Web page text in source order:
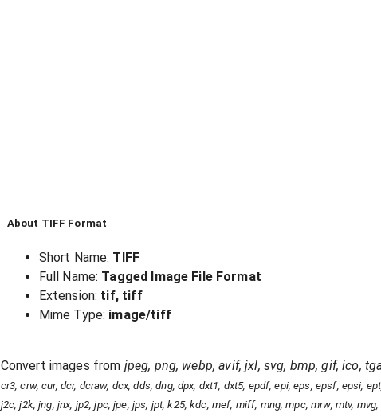
About TIFF Format
Short Name: TIFF
Full Name: Tagged Image File Format
Extension: tif, tiff
Mime Type: image/tiff
Convert images from jpeg, png, webp, avif, jxl, svg, bmp, gif, ico,
cr3, crw, cur, dcr, dcraw, dcx, dds, dng, dpx, dxt1, dxt5, epdf, epi, eps, epsf, epsi,
j2c, j2k, jng, jnx, jp2, jpc, jpe, jps, jpt, k25, kdc, mef, miff, mng, mpc, mrw, mtv,